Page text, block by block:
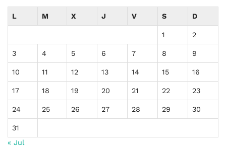
L M X J V S D
1 2
3 4 5 6 7 8 9
10 11 12 13 14 15 16
17 18 19 20 21 22 23
24 25 26 27 28 29 30
31
« Jul